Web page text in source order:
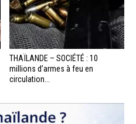
THAÏLANDE – SOCIÉTÉ : 10
millions d’armes à feu en
circulation...